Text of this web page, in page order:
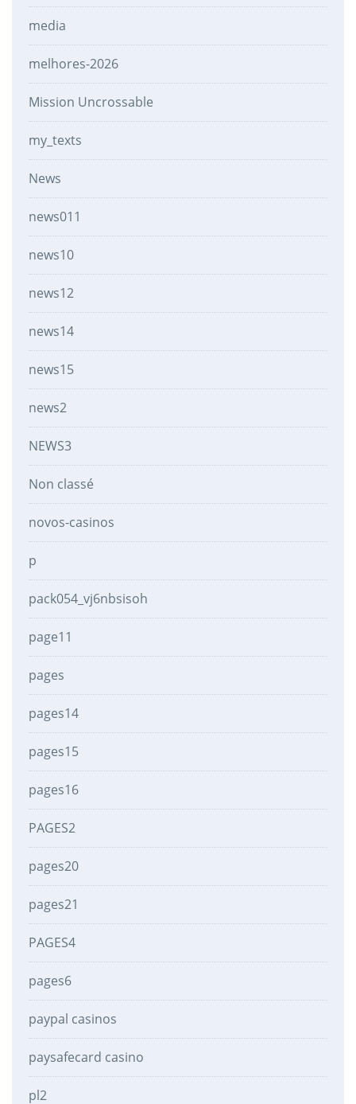
media
melhores-2026
Mission Uncrossable
my_texts
News
news011
news10
news12
news14
news15
news2
NEWS3
Non classé
novos-casinos
p
pack054_vj6nbsisoh
page11
pages
pages14
pages15
pages16
PAGES2
pages20
pages21
PAGES4
pages6
paypal casinos
paysafecard casino
pl2